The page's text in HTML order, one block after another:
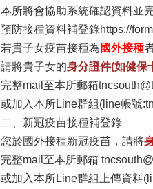
本所將會協助系統確認資料並
預防接種資料補登錄https://
若貴子女疫苗接種為 國外接種
請將貴子女的身分證件(如健保
完整mail至本所郵箱
或加入本所Line群組(line帳號
二、新冠疫苗接種補登錄
您於國外接種新冠疫苗， 請將
完整mail至本所郵箱
或加入本所Line群組上傳資料